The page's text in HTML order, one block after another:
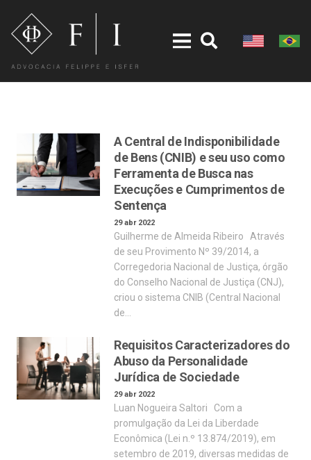
A Central de Indisponibilidade
de Bens (CNIB) e seu uso como
Ferramenta de Busca nas
Execuções e Cumprimentos de
Sentença
29 abr 2022
Guilherme de Almeida Ribeiro Através
de seu Provimento Nº 39/2014, a
Corregedoria Nacional de Justiça, órgão
do Conselho Nacional de Justiça (CNJ),
criou o sistema CNIB (Central Nacional
de…
Requisitos Caracterizadores do
Abuso da Personalidade
Jurídica de Sociedade
29 abr 2022
Luan Nogueira Saltori Com a
promulgação da Lei da Liberdade
Econômica (Lei n.º 13.874/2019), em
setembro de 2019, diversas medidas de